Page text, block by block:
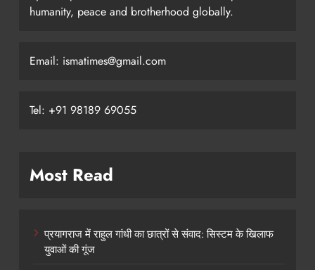
humanity, peace and brotherhood globally.
Email: ismatimes@gmail.com
Tel: +91 98189 69055
Most Read
प्रयागराज में राहुल गांधी का छात्रों से संवाद: सिस्टम के खिलाफ
युवाओं की गूंज